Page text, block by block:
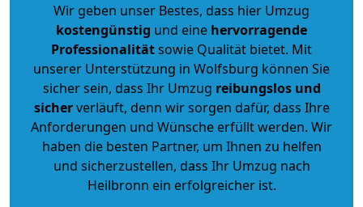
Wir geben unser Bestes, dass hier Umzug
kostengünstig und eine hervorragende
Professionalitätsowie Qualität bietet. Mit
unserer Unterstützung in Wolfsburg können Sie
sicher sein, dass Ihr Umzug reibungslos und
sicherverläuft, denn wir sorgen dafür, dass Ihre
Anforderungen und Wünsche erfüllt werden. Wir
haben die besten Partner, um Ihnen zu helfen
und sicherzustellen, dass Ihr Umzug nach
Heilbronn ein erfolgreicher ist.